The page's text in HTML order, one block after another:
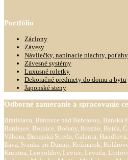
Portfólio
Záclony
Závesy
Návliečky, napínacie plachty,
Závesné systémy
Luxusné roletky
Dekoračné predmety do domu a bytu
Japonské steny
Odborné zameranie a spracovanie
Bratislava, Bánovce nad Bebravou, Banská
Bardejov, Bojnice, Bošany, Brezno, Bytča,
Váhom, Dunajská Streda, Galanta,
Ilava, Ivanka pri Dunaji, Kežmarok,
Krupina, Leopoldov, Levice, Levoča,